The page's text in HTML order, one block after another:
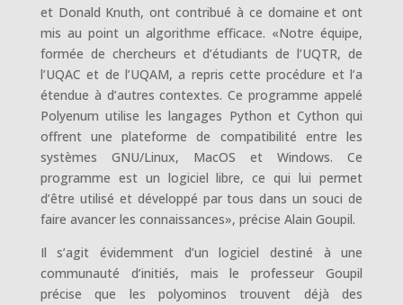
et Donald Knuth, ont contribué à ce domaine et ont
mis au point un algorithme efficace. «Notre équipe,
formée de chercheurs et d’étudiants de l’UQTR, de
l’UQAC et de l’UQAM, a repris cette procédure et l’a
étendue à d’autres contextes. Ce programme appelé
Polyenum utilise les langages Python et Cython qui
offrent une plateforme de compatibilité entre les
systèmes GNU/Linux, MacOS et Windows. Ce
programme est un logiciel libre, ce qui lui permet
d’être utilisé et développé par tous dans un souci de
faire avancer les connaissances», précise Alain Goupil.
Il s’agit évidemment d’un logiciel destiné à une
communauté d’initiés, mais le professeur Goupil
précise que les polyominos trouvent déjà des